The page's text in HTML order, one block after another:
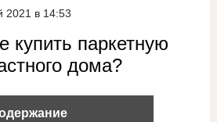
2021 в 14:53
купить паркетную
дома?